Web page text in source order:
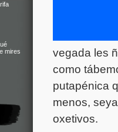
mires
vegada les
como
putapénica
menos,
oxetivos.